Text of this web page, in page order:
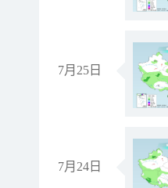
7月25日
7月24日